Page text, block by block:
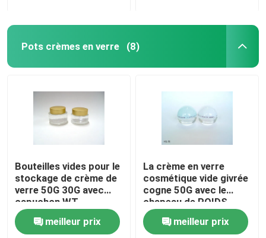
Pots crèmes en verre (8)
Bouteilles vides pour le
stockage de crème de
verre 50G 30G avec
capuchon WT
meilleur prix
La crème en verre
cosmétique vide givrée
cogne 50G avec le
chapeau de POIDS
meilleur prix